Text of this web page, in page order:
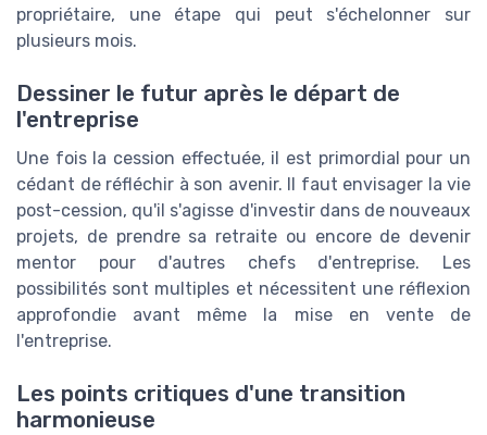
propriétaire, une étape qui peut s'échelonner sur
plusieurs mois.
Dessiner le futur après le départ de
l'entreprise
Une fois la cession effectuée, il est primordial pour un
cédant de réfléchir à son avenir. Il faut envisager la vie
post-cession, qu'il s'agisse d'investir dans de nouveaux
projets, de prendre sa retraite ou encore de devenir
mentor pour d'autres chefs d'entreprise. Les
possibilités sont multiples et nécessitent une réflexion
approfondie avant même la mise en vente de
l'entreprise.
Les points critiques d'une transition
harmonieuse